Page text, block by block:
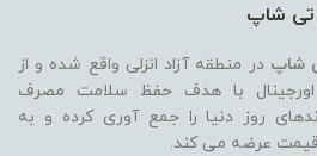
تی شاپ
شاپ در منطقه آزاد انزلی واقع شده و از
اورجینال با هدف حفظ سلامت مصرف
روز دنیا را جمع آوری کرده و به
قیمت عرضه می کند.